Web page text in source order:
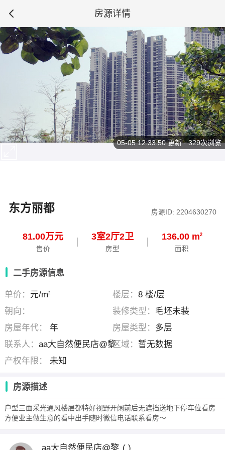
房源详情
东方丽都 房源ID: 2204630270
81.00万元
售价
3室2厅2卫
房型
136.00 m2
面积
05-05 12:33:50更新 · 329次浏览
二手房源信息
单价： 元/m2 楼层： 8 楼/层
朝向：
装修类型： 毛坯未装
房屋年代：
年 房屋类型： 多层
联系人：aa大自然便民店@黎区域： 暂无数据
产权年限：
未知
房源描述
户型三面采光通风楼层都特好视野开阔前后无遮挡送地下停车位看房
方便业主做生意的看中出手随时微信电话联系看房～
aa大自然便民店@黎 ( )